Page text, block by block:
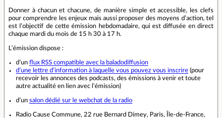
Donner à chacun et chacune, de manière simple et accessible, les clefs
pour comprendre les enjeux mais aussi proposer des moyens d’action, tel
est l’objectif de cette émission hebdomadaire, qui est diffusée en direct
chaque mardi du mois de 15 h 30 à 17 h.
L’émission dispose :
d’un flux RSS compatible avec la baladodiffusion
d’une lettre d’information à laquelle vous pouvez vous inscrire (pour
recevoir les annonces des podcasts, des émissions à venir et toute
autre actualité en lien avec l’émission)
d’un salon dédié sur le webchat de la radio
Radio Cause Commune, 22 rue Bernard Dimey, Paris, Île-de-France,